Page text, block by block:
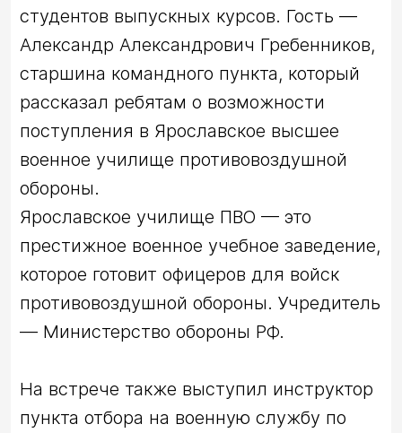
студентов выпускных курсов. Гость —
Александр Александрович Гребенников,
старшина командного пункта, который
рассказал ребятам о возможности
поступления в Ярославское высшее
военное училище противовоздушной
обороны.
Ярославское училище ПВО — это
престижное военное учебное заведение,
которое готовит офицеров для войск
противовоздушной обороны. Учредитель
— Министерство обороны РФ.
На встрече также выступил инструктор
пункта отбора на военную службу по